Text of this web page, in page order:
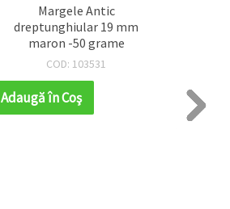
Margele Antic
dreptunghiular 19 mm
maron -50 grame
COD: 103531
Adaugă în Coş